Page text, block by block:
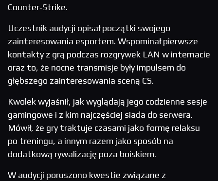
Counter‑Strike.
Uczestnik audycji opisał początki swojego
zainteresowania esportem. Wspominał pierwsze
kontakty z grą podczas rozgrywek LAN w internacie
oraz to, że nocne transmisje były impulsem do
głębszego zainteresowania sceną CS.
Kwolek wyjaśnił, jak wyglądają jego codzienne sesje
gamingowe i z kim najczęściej siada do serwera.
Mówił, że gry traktuje czasami jako formę relaksu
po treningu, a innym razem jako sposób na
dodatkową rywalizację poza boiskiem.
W audycji poruszono kwestie związane z